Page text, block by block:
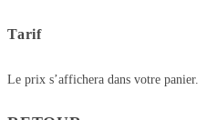
Tarif
Le prix s’affichera dans votre panier.